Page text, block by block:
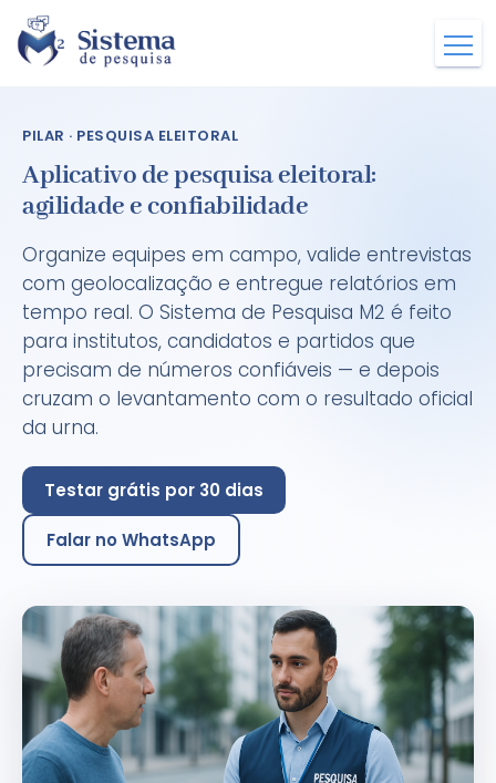
PILAR · PESQUISA ELEITORAL
Aplicativo de pesquisa eleitoral:
agilidade e confiabilidade
Organize equipes em campo, valide entrevistas
com geolocalização e entregue relatórios em
tempo real. O Sistema de Pesquisa M2 é feito
para institutos, candidatos e partidos que
precisam de números confiáveis — e depois
cruzam o levantamento com o resultado oficial
da urna.
Testar grátis por 30 dias
Falar no WhatsApp